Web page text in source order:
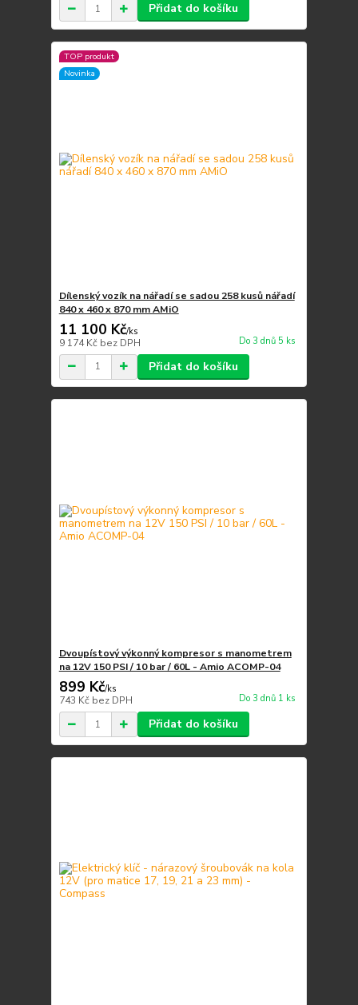
Přidat do košíku
TOP produkt
Novinka
Dílenský vozík na nářadí se sadou 258 kusů nářadí
840 x 460 x 870 mm AMiO
11 100 Kč/ks
9 174 Kč bez DPH Do 3 dnů 5 ks
Přidat do košíku
Dvoupístový výkonný kompresor s manometrem
na 12V 150 PSI / 10 bar / 60L - Amio ACOMP-04
899 Kč/ks
743 Kč bez DPH Do 3 dnů 1 ks
Přidat do košíku